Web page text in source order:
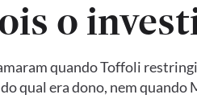
o
quando Toffoli
qual era dono, nem